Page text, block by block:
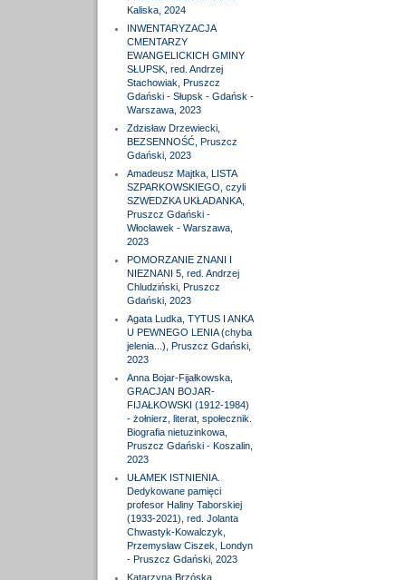
Kaliska, 2024
INWENTARYZACJA
CMENTARZY
EWANGELICKICH GMINY
SŁUPSK, red. Andrzej
Stachowiak, Pruszcz
Gdański - Słupsk - Gdańsk -
Warszawa, 2023
Zdzisław Drzewiecki,
BEZSENNOŚĆ, Pruszcz
Gdański, 2023
Amadeusz Majtka, LISTA
SZPARKOWSKIEGO, czyli
SZWEDZKA UKŁADANKA,
Pruszcz Gdański -
Włocławek - Warszawa,
2023
POMORZANIE ZNANI I
NIEZNANI 5, red. Andrzej
Chludziński, Pruszcz
Gdański, 2023
Agata Ludka, TYTUS I ANKA
U PEWNEGO LENIA (chyba
jelenia...), Pruszcz Gdański,
2023
Anna Bojar-Fijałkowska,
GRACJAN BOJAR-
FIJAŁKOWSKI (1912-1984)
- żołnierz, literat, społecznik.
Biografia nietuzinkowa,
Pruszcz Gdański - Koszalin,
2023
UŁAMEK ISTNIENIA.
Dedykowane pamięci
profesor Haliny Taborskiej
(1933-2021), red. Jolanta
Chwastyk-Kowalczyk,
Przemysław Ciszek, Londyn
- Pruszcz Gdański, 2023
Katarzyna Brzóska,